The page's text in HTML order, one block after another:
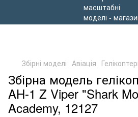
Збірні моделі Авіація
Збірна модель
AH-1 Z Viper "Shark
Academy, 12127